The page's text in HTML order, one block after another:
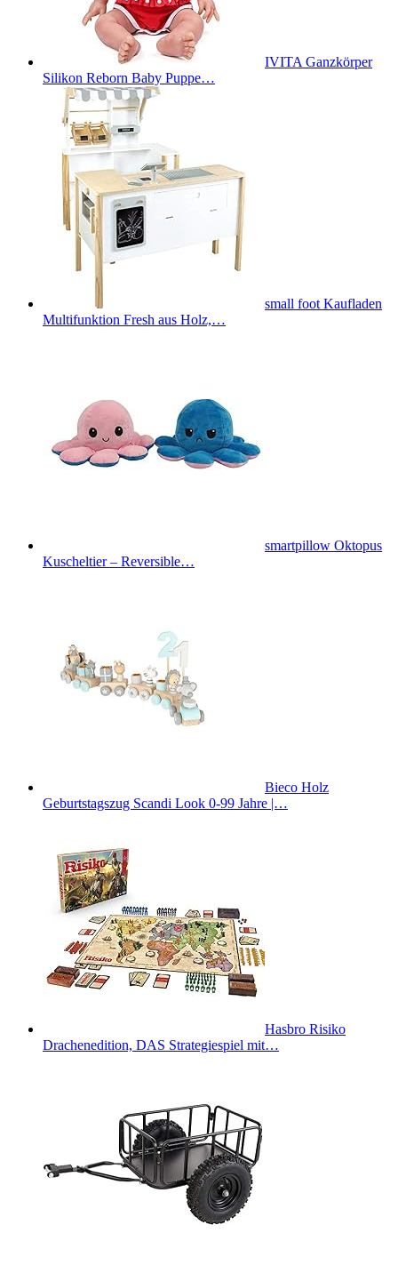
IVITA Ganzkörper
Silikon Reborn Baby Puppe…
small foot Kaufladen
Multifunktion Fresh aus Holz,…
smartpillow Oktopus
Kuscheltier – Reversible…
Bieco Holz
Geburtstagszug Scandi Look 0-99 Jahre |…
Hasbro Risiko
Drachenedition, DAS Strategiespiel mit…